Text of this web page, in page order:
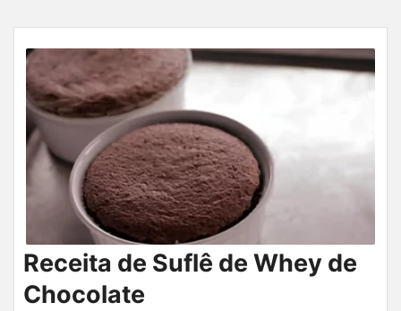
Receita de Suflê de Whey de
Chocolate